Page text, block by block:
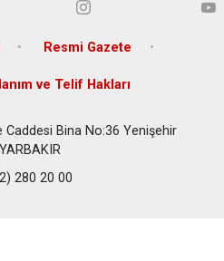
Resmi Gazete
ve Telif Hakları
Caddesi Bina No:36 Yenişehir
280 20 00